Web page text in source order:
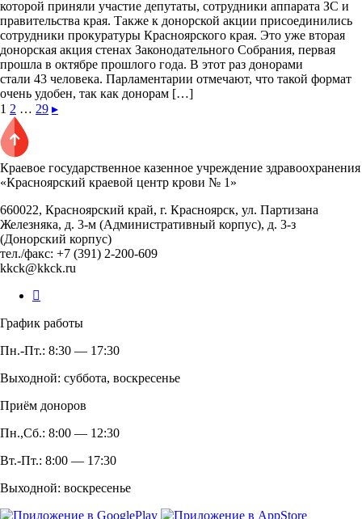
которой приняли участие депутаты, сотрудники аппарата ЗС и
правительства края. Также к донорской акции присоединились
сотрудники прокуратуры Красноярского края. Это уже вторая
донорская акция стенах Законодательного Собрания, первая
прошла в октябре прошлого года. В этот раз донорами
стали 43 человека. Парламентарии отмечают, что такой формат
очень удобен, так как донорам […]
1 2 … 29 ▸
Краевое государственное казенное учреждение здравоохранения
«Красноярский краевой центр крови № 1»
660022, Красноярский край, г. Красноярск, ул. Партизана
Железняка, д. 3-м (Административный корпус), д. 3-з
(Донорский корпус)
тел./факс: +7 (391) 2-200-609
kkck@kkck.ru
График работы
Пн.-Пт.: 8:30 — 17:30
Выходной: суббота, воскресенье
Приём доноров
Пн.,Сб.: 8:00 — 12:30
Вт.-Пт.: 8:00 — 17:30
Выходной: воскресенье